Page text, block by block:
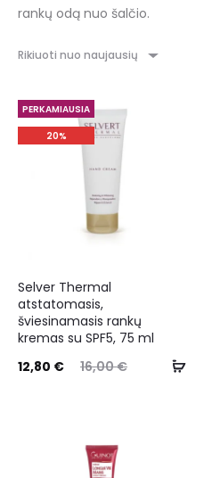
rankų odą nuo šalčio.
Rikiuoti nuo naujausių
PERKAMIAUSIA
20%
Selver Thermal
atstatomasis,
šviesinamasis rankų
kremas su SPF5, 75 ml
16,00€
12,80 €